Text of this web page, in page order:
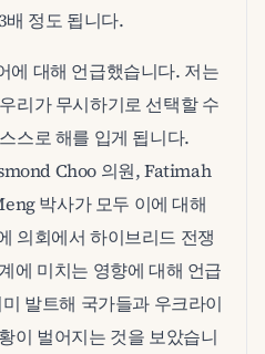
배 정도 됩니다.
에 대해 언급했습니다. 저는
리가 무시하기로 선택할 수
스로 해를 입게 됩니다.
Choo 의원, Fatimah
박사가 모두 이에 대해
의회에서 하이브리드 전쟁
에 미치는 영향에 대해 언급
발트해 국가들과 우크라이
이 벌어지는 것을 보았습니